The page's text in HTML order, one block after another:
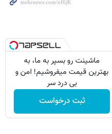
ماشینت رو بسپر به ما، به
بهترین قیمت میفروشیم! امن و
بی درد سر
ثبت درخواست